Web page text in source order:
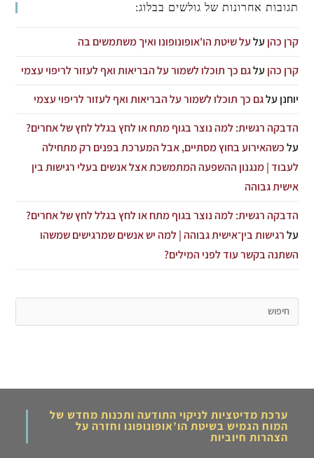
תגובות אחרונות של גולשים בבלוג:
קרן כהן עלעל שיטת הו'אופונופונו ואיך משתמשים בה
קרן כהן עלגם כך תוכלו לשמור על הבריאות ואף לעזור לריפוי עצמי
יוחנן עלגם כך תוכלו לשמור על הבריאות ואף לעזור לריפוי עצמי
הדבקה רגשית: למה נוצר בגוף מתח או לחץ בגלל לחץ של אחרים?
עלכשהאירוע בחוץ מסתיים, אבל המערכת בפנים רק מתחילה
לעבוד | מנגנון ההשפעה המתמשכת אצל אנשים בעלי רגישות בין
אישית גבוהה
הדבקה רגשית: למה נוצר בגוף מתח או לחץ בגלל לחץ של אחרים?
עלרגישות בין־אישית גבוהה | למה יש אנשים שמרגישים שמשהו
השתנה בקשר עוד לפני המילים?
ערכת מדיטציות לניקוי התודעה ותכנות מחדש של
המוח הגמיש בשיטת הו’אופונופונו וחזרה על
הצהרות חיוביות